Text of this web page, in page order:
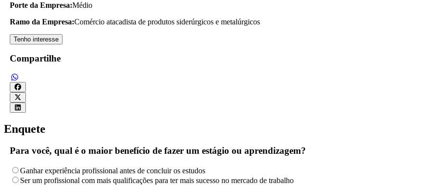
Porte da Empresa:Médio
Ramo da Empresa:Comércio atacadista de produtos siderúrgicos e metalúrgicos
Tenho interesse
Compartilhe
Enquete
Para você, qual é o maior benefício de fazer um estágio ou aprendizagem?
Ganhar experiência profissional antes de concluir os estudos
Ser um profissional com mais qualificações para ter mais sucesso no mercado de trabalho